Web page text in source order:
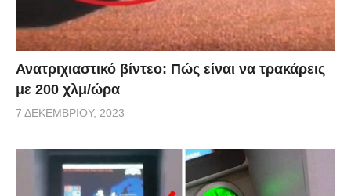
Ανατριχιαστικό βίντεο: Πώς είναι να τρακάρεις
με 200 χλμ/ώρα
7 ΔΕΚΕΜΒΡΊΟΥ, 2023